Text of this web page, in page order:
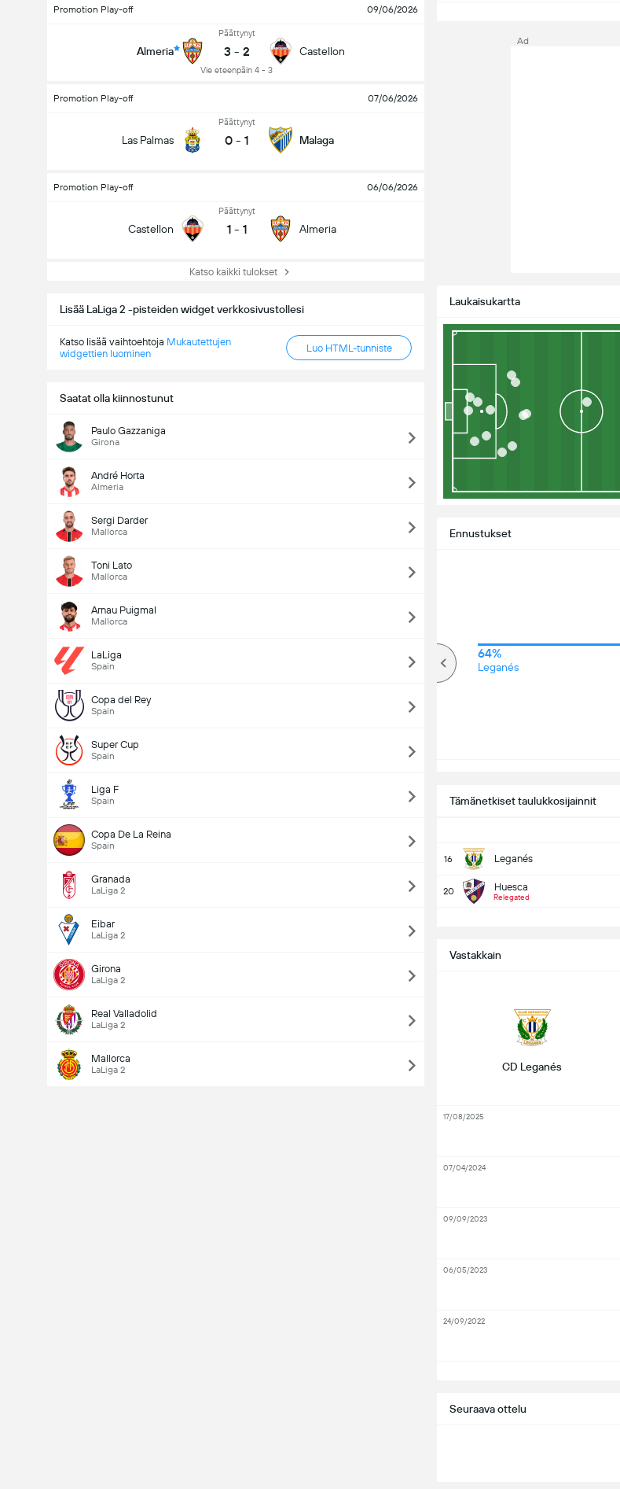
Promotion Play-off 09/06/2026
Almeria
Päättynyt
3 - 2
Vie eteenpäin 4 - 3
Castellon
Promotion Play-off 07/06/2026
Las Palmas
Päättynyt
0 - 1 Malaga
Promotion Play-off 06/06/2026
Castellon
Päättynyt
1 - 1 Almeria
Katso kaikki tulokset
Lisää LaLiga 2 -pisteiden widget verkkosivustollesi
Katso lisää vaihtoehtoja Mukautettujen
widgettien luominen
Luo HTML-tunniste
Saatat olla kiinnostunut
Paulo Gazzaniga
Girona
André Horta
Almeria
Sergi Darder
Mallorca
Toni Lato
Mallorca
Arnau Puigmal
Mallorca
LaLiga
Spain
Copa del Rey
Spain
Super Cup
Spain
Liga F
Spain
Copa De La Reina
Spain
Granada
LaLiga 2
Eibar
LaLiga 2
Girona
LaLiga 2
Real Valladolid
LaLiga 2
Mallorca
LaLiga 2
Seuraava ottelu
Laukaisukartta
Tämänetkiset taulukkosijainnit
16 Leganés
20 Huesca
Relegated
Ennustukset
64%
Leganés
Ottelussa maaleja yhteensä (2.5)
Vastakkain
CD Leganés
17/08/2025
07/04/2024
09/09/2023
06/05/2023
24/09/2022
Ad